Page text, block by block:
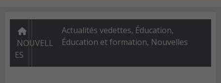
NOUVELL
ES
Actualités vedettes, Éducation,
Éducation et formation, Nouvelles